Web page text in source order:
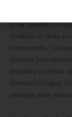
En la realidad
todavía un área
interesante. Las
nuestra
empatía y alterar
ciberpsicólogos,
navegar este